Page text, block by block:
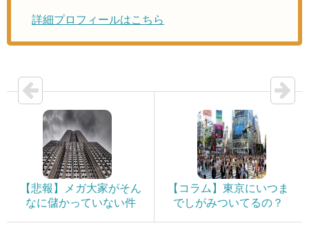
詳細プロフィールはこちら
【悲報】メガ大家がそん
なに儲かっていない件
【コラム】東京にいつま
でしがみついてるの？